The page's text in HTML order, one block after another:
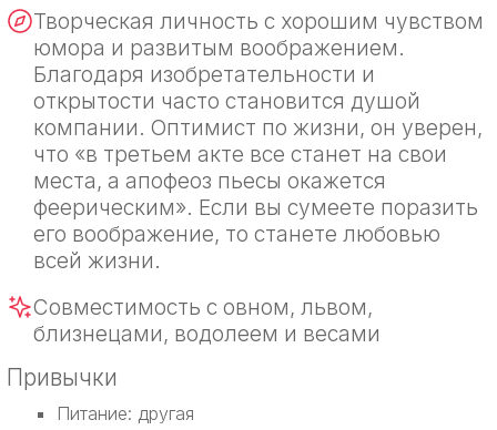
Творческая личность с хорошим чувством
юмора и развитым воображением.
Благодаря изобретательности и
открытости часто становится душой
компании. Оптимист по жизни, он уверен,
что «в третьем акте все станет на свои
места, а апофеоз пьесы окажется
феерическим». Если вы сумеете поразить
его воображение, то станете любовью
всей жизни.
Совместимость с овном, львом,
близнецами, водолеем и весами
Привычки
Питание: другая